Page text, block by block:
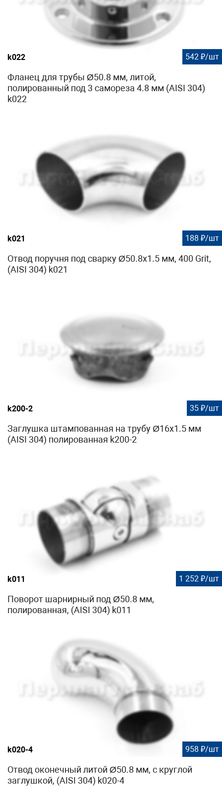
k022 542 ₽/шт
Фланец для трубы Ø50.8 мм, литой,
полированный под 3 самореза 4.8 мм (AISI 304)
k022
k021 188 ₽/шт
Отвод поручня под сварку Ø50.8х1.5 мм, 400 Grit,
(AISI 304) k021
k200-2 35 ₽/шт
Заглушка штампованная на трубу Ø16x1.5 мм
(AISI 304) полированная k200-2
k011 1 252 ₽/шт
Поворот шарнирный под Ø50.8 мм,
полированная, (AISI 304) k011
k020-4 958 ₽/шт
Отвод оконечный литой Ø50.8 мм, с круглой
заглушкой, (AISI 304) k020-4